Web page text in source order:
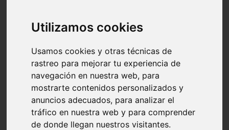
Utilizamos cookies
Usamos cookies y otras técnicas de
rastreo para mejorar tu experiencia de
navegación en nuestra web, para
mostrarte contenidos personalizados y
anuncios adecuados, para analizar el
tráfico en nuestra web y para comprender
de donde llegan nuestros visitantes.
vocabulario de cocina
Madrid - pozuelo-de-alarcón
Cádiz - algodonales
Illes-balears - inca
Madrid - madrid
Málaga - torremolinos
Asturias - oviedo
Cádiz - el-puerto-de-santa-maría
Asturias - aller
Toledo - illescas
álava - vitoria-gasteiz